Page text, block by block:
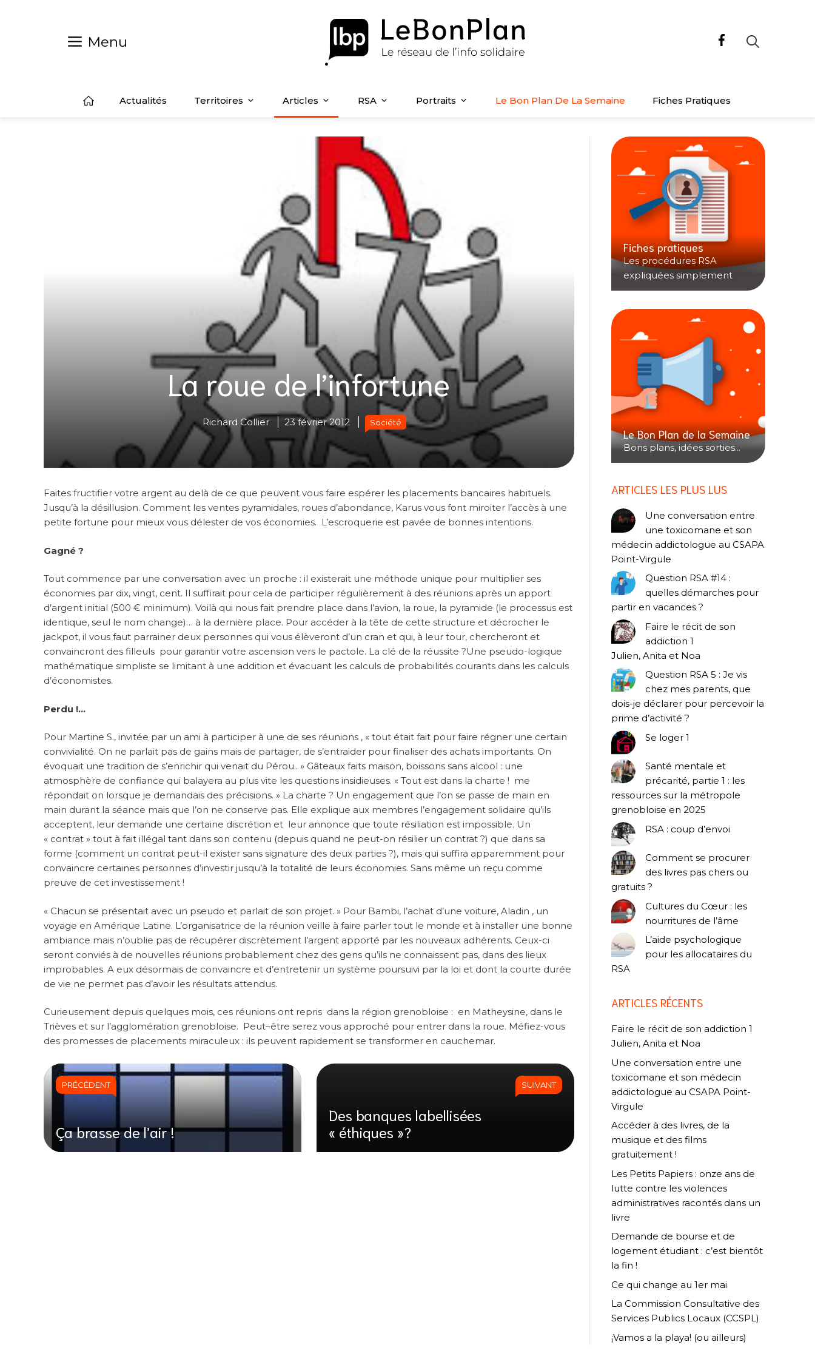
Menu
Actualités Territoires Articles RSA Portraits Le Bon Plan De La Semaine Fiches Pratiques
La roue de l’infortune
Richard Collier 23 février 2012 Société
Faites fructifier votre argent au delà de ce que peuvent vous faire espérer les placements bancaires habituels.
Jusqu’à la désillusion. Comment les ventes pyramidales, roues d’abondance, Karus vous font miroiter l’accès à une
petite fortune pour mieux vous délester de vos économies. L’escroquerie est pavée de bonnes intentions.
Gagné ?
Tout commence par une conversation avec un proche : il existerait une méthode unique pour multiplier ses
économies par dix, vingt, cent. Il suffirait pour cela de participer régulièrement à des réunions après un apport
d’argent initial (500 € minimum). Voilà qui nous fait prendre place dans l’avion, la roue, la pyramide (le processus est
identique, seul le nom change)… à la dernière place. Pour accéder à la tête de cette structure et décrocher le
jackpot, il vous faut parrainer deux personnes qui vous élèveront d’un cran et qui, à leur tour, chercheront et
convaincront des filleuls pour garantir votre ascension vers le pactole. La clé de la réussite ?Une pseudo-logique
mathématique simpliste se limitant à une addition et évacuant les calculs de probabilités courants dans les calculs
d’économistes.
Perdu !…
Pour Martine S., invitée par un ami à participer à une de ses réunions , « tout était fait pour faire régner une certain
convivialité. On ne parlait pas de gains mais de partager, de s’entraider pour finaliser des achats importants. On
évoquait une tradition de s’enrichir qui venait du Pérou.. » Gâteaux faits maison, boissons sans alcool : une
atmosphère de confiance qui balayera au plus vite les questions insidieuses. « Tout est dans la charte ! me
répondait on lorsque je demandais des précisions. » La charte ? Un engagement que l’on se passe de main en
main durant la séance mais que l’on ne conserve pas. Elle explique aux membres l’engagement solidaire qu’ils
acceptent, leur demande une certaine discrétion et leur annonce que toute résiliation est impossible. Un
« contrat » tout à fait illégal tant dans son contenu (depuis quand ne peut-on résilier un contrat ?) que dans sa
forme (comment un contrat peut-il exister sans signature des deux parties ?), mais qui suffira apparemment pour
convaincre certaines personnes d’investir jusqu’à la totalité de leurs économies. Sans même un reçu comme
preuve de cet investissement !
« Chacun se présentait avec un pseudo et parlait de son projet. » Pour Bambi, l’achat d’une voiture, Aladin , un
voyage en Amérique Latine. L’organisatrice de la réunion veille à faire parler tout le monde et à installer une bonne
ambiance mais n’oublie pas de récupérer discrètement l’argent apporté par les nouveaux adhérents. Ceux-ci
seront conviés à de nouvelles réunions probablement chez des gens qu’ils ne connaissent pas, dans des lieux
improbables. A eux désormais de convaincre et d’entretenir un système poursuivi par la loi et dont la courte durée
de vie ne permet pas d’avoir les résultats attendus.
Curieusement depuis quelques mois, ces réunions ont repris dans la région grenobloise : en Matheysine, dans le
Trièves et sur l’agglomération grenobloise. Peut–être serez vous approché pour entrer dans la roue. Méfiez-vous
des promesses de placements miraculeux : ils peuvent rapidement se transformer en cauchemar.
PRÉCÉDENT
Ça brasse de l’air !
SUIVANT
Des banques labellisées
« éthiques »?
Fiches pratiques
Les procédures RSA
expliquées simplement
Le Bon Plan de la Semaine
Bons plans, idées sorties...
ARTICLES LES PLUS LUS
Une conversation entre
une toxicomane et son
médecin addictologue au CSAPA
Point-Virgule
Question RSA #14 :
quelles démarches pour
partir en vacances ?
Faire le récit de son
addiction 1
Julien, Anita et Noa
Question RSA 5 : Je vis
chez mes parents, que
dois-je déclarer pour percevoir la
prime d’activité ?
Se loger 1
Santé mentale et
précarité, partie 1 : les
ressources sur la métropole
grenobloise en 2025
RSA : coup d’envoi
Comment se procurer
des livres pas chers ou
gratuits ?
Cultures du Cœur : les
nourritures de l’âme
L’aide psychologique
pour les allocataires du
RSA
ARTICLES RÉCENTS
Faire le récit de son addiction 1
Julien, Anita et Noa
Une conversation entre une
toxicomane et son médecin
addictologue au CSAPA Point-
Virgule
Accéder à des livres, de la
musique et des films
gratuitement !
Les Petits Papiers : onze ans de
lutte contre les violences
administratives racontés dans un
livre
Demande de bourse et de
logement étudiant : c’est bientôt
la fin !
Ce qui change au 1er mai
La Commission Consultative des
Services Publics Locaux (CCSPL)
¡Vamos a la playa! (ou ailleurs)